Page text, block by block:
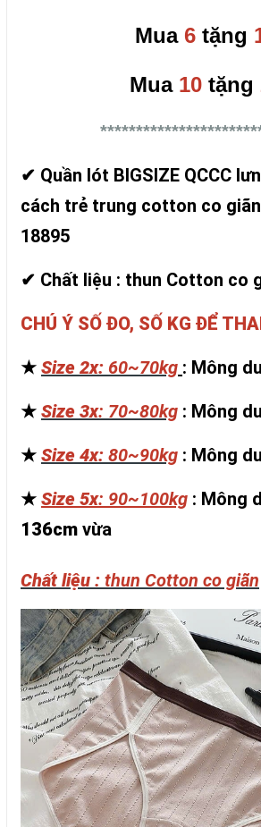
Mua 6 tặng
Mua 10 tặng
✔ Quần lót BIGSIZE QCCC
cách trẻ trung cotton co
18895
✔ Chất liệu : thun Cotton co
CHÚ Ý SỐ ĐO, SỐ KG ĐỂ
★ Size 2x: 60~70kg : Mông
★ Size 3x: 70~80kg : Mông
★ Size 4x: 80~90kg : Mông
★ Size 5x: 90~100kg : Mông
136cm vừa
Chất liệu : thun Cotton co giãn